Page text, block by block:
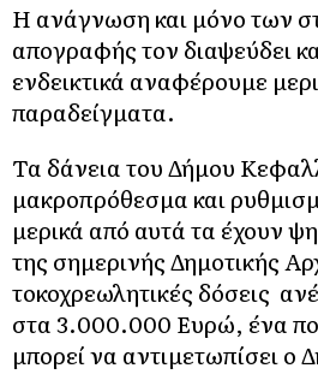
Η ανάγνωση και μόνο των
απογραφής τον διαψεύδει
ενδεικτικά αναφέρουμε
παραδείγματα.
Τα δάνεια του Δήμου
μακροπρόθεσμα και
μερικά από αυτά τα έχουν
της σημερινής Δημοτικής
τοκοχρεωλητικές δόσεις
στα 3.000.000 Ευρώ, ένα
μπορεί να αντιμετωπίσει ο